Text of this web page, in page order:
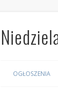
OGŁOSZENIA